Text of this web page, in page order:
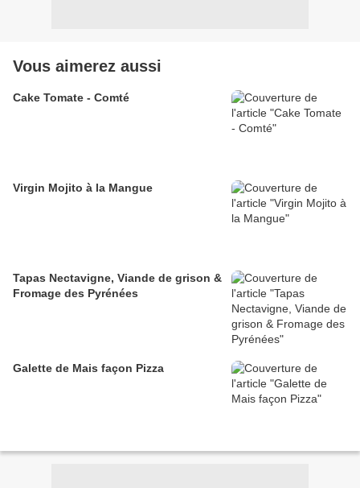
Vous aimerez aussi
Cake Tomate - Comté
Virgin Mojito à la Mangue
Tapas Nectavigne, Viande de grison &
Fromage des Pyrénées
Galette de Mais façon Pizza